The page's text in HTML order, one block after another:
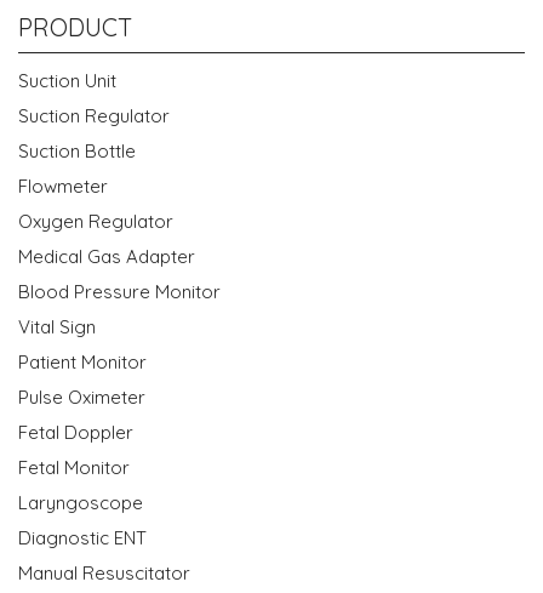
PRODUCT
Suction Unit
Suction Regulator
Suction Bottle
Flowmeter
Oxygen Regulator
Medical Gas Adapter
Blood Pressure Monitor
Vital Sign
Patient Monitor
Pulse Oximeter
Fetal Doppler
Fetal Monitor
Laryngoscope
Diagnostic ENT
Manual Resuscitator